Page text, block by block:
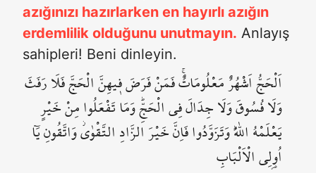
azığınızı hazırlarken en hayırlı azığın
erdemlilik olduğunu unutmayın. Anlayış
sahipleri! Beni dinleyin.
اَلْحَجُّ اَشْهُرٌ مَعْلُومَاتٌۚ فَمَنْ فَرَضَ ف۪يهِنَّ الْحَجَّ فَلَا رَفَثَ
وَلَا فُسُوقَ وَلَا جِدَالَ فِي الْحَجِّۜ وَمَا تَفْعَلُوا مِنْ خَيْرٍ
يَعْلَمْهُ اللّٰهُۜ وَتَزَوَّدُوا فَاِنَّ خَيْرَ الزَّادِ التَّقْوٰىۘ وَاتَّقُونِ يَٓا
اُو۬لِي الْاَلْبَابِ